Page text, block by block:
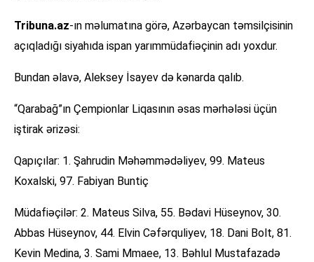
Tribuna.az-ın məlumatına görə, Azərbaycan təmsilçisinin
açıqladığı siyahıda ispan yarımmüdafiəçinin adı yoxdur.
Bundan əlavə, Aleksey İsayev də kənarda qalıb.
“Qarabağ”ın Çempionlar Liqasının əsas mərhələsi üçün
iştirak ərizəsi:
Qapıçılar: 1. Şahrudin Məhəmmədəliyev, 99. Mateus
Koxalski, 97. Fabiyan Buntiç
Müdafiəçilər: 2. Mateus Silva, 55. Bədavi Hüseynov, 30.
Abbas Hüseynov, 44. Elvin Cəfərquliyev, 18. Dani Bolt, 81.
Kevin Medina, 3. Sami Mmaee, 13. Bəhlul Mustafazadə